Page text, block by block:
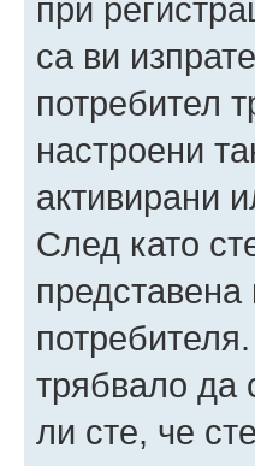
при
са ви
потребител
настроени
активирани
След като
трябвало да
ли сте, че